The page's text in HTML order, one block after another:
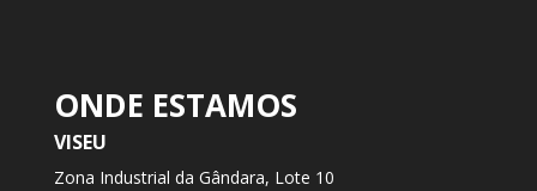
ONDE ESTAMOS
VISEU
Zona Industrial da Gândara, Lote 10